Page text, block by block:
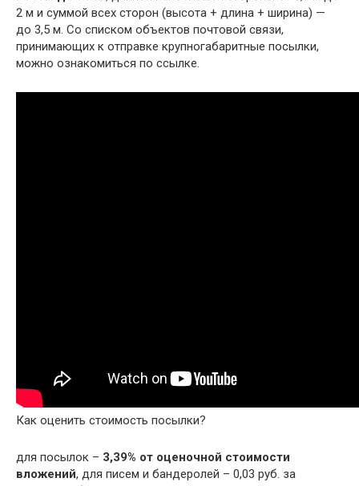
2 м и суммой всех сторон (высота + длина + ширина) —
до 3,5 м. Со списком объектов почтовой связи,
принимающих к отправке крупногабаритные посылки,
можно ознакомиться по ссылке.
Как оценить стоимость посылки?
для посылок – 3,39% от оценочной стоимости
вложений, для писем и бандеролей – 0,03 руб. за